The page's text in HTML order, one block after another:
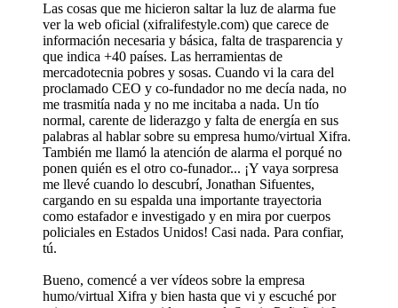
Las cosas que me hicieron saltar la luz de alarma fue
ver la web oficial (xifralifestyle.com) que carece de
información necesaria y básica, falta de trasparencia y
que indica +40 países. Las herramientas de
mercadotecnia pobres y sosas. Cuando vi la cara del
proclamado CEO y co-fundador no me decía nada, no
me trasmitía nada y no me incitaba a nada. Un tío
normal, carente de liderazgo y falta de energía en sus
palabras al hablar sobre su empresa humo/virtual Xifra.
También me llamó la atención de alarma el porqué no
ponen quién es el otro co-funador... ¡Y vaya sorpresa
me llevé cuando lo descubrí, Jonathan Sifuentes,
cargando en su espalda una importante trayectoria
como estafador e investigado y en mira por cuerpos
policiales en Estados Unidos! Casi nada. Para confiar,
tú.
Bueno, comencé a ver vídeos sobre la empresa
humo/virtual Xifra y bien hasta que vi y escuché por